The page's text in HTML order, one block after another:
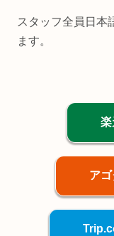
スタッフ全員日本
ます。
ア